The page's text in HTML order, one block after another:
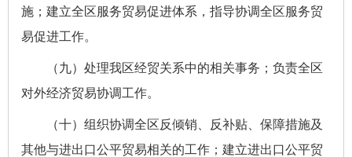
施；建立全区服务贸易促进体系，指导协调全区服务贸
易促进工作。
（九）处理我区经贸关系中的相关事务；负责全区
对外经济贸易协调工作。
（十）组织协调全区反倾销、反补贴、保障措施及
其他与进出口公平贸易相关的工作；建立进出口公平贸